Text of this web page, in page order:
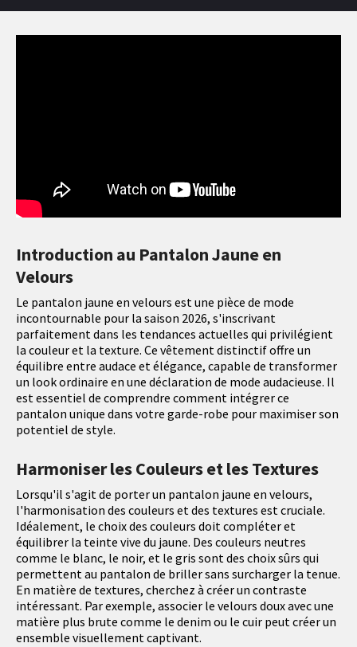
Introduction au Pantalon Jaune en
Velours
Le pantalon jaune en velours est une pièce de mode
incontournable pour la saison 2026, s'inscrivant
parfaitement dans les tendances actuelles qui privilégient
la couleur et la texture. Ce vêtement distinctif offre un
équilibre entre audace et élégance, capable de transformer
un look ordinaire en une déclaration de mode audacieuse. Il
est essentiel de comprendre comment intégrer ce
pantalon unique dans votre garde-robe pour maximiser son
potentiel de style.
Harmoniser les Couleurs et les Textures
Lorsqu'il s'agit de porter un pantalon jaune en velours,
l'harmonisation des couleurs et des textures est cruciale.
Idéalement, le choix des couleurs doit compléter et
équilibrer la teinte vive du jaune. Des couleurs neutres
comme le blanc, le noir, et le gris sont des choix sûrs qui
permettent au pantalon de briller sans surcharger la tenue.
En matière de textures, cherchez à créer un contraste
intéressant. Par exemple, associer le velours doux avec une
matière plus brute comme le denim ou le cuir peut créer un
ensemble visuellement captivant.